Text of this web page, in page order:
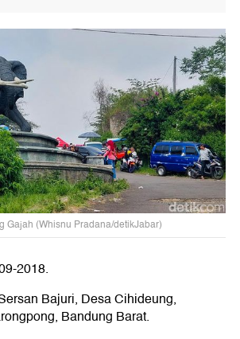
Gajah (Whisnu Pradana/detikJabar)
2018.
Bajuri, Desa Cihideung,
Bandung Barat.